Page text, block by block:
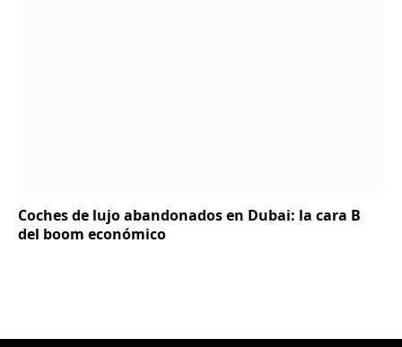
Coches de lujo abandonados en Dubai: la cara B
del boom económico